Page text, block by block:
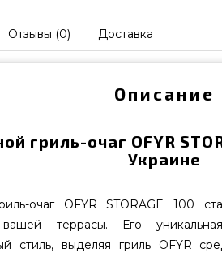
Отзывы (0) Доставка
Описание
гриль-очаг OFYR
Украине
очаг OFYR STORAGE 100
террасы. Его
стиль, выделяя гриль OFYR